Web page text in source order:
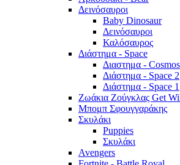
Δεινόσαυροι
Baby Dinosaur
Δεινόσαυροι
Καλόσαυρος
Διάστημα - Space
Διαστημα - Cosmos
Διάστημα - Space 2
Διάστημα - Space 1
Ζωάκια Ζούγκλας Get
Μπομπ Σφουγγαράκης
Σκυλάκι
Puppies
Σκυλάκι
Avengers